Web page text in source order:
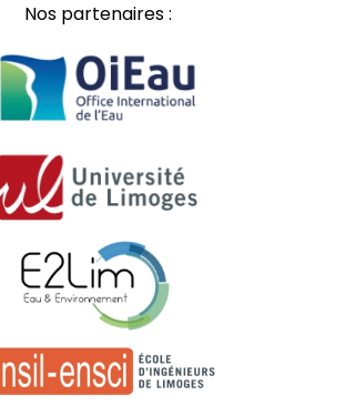
Nos partenaires :